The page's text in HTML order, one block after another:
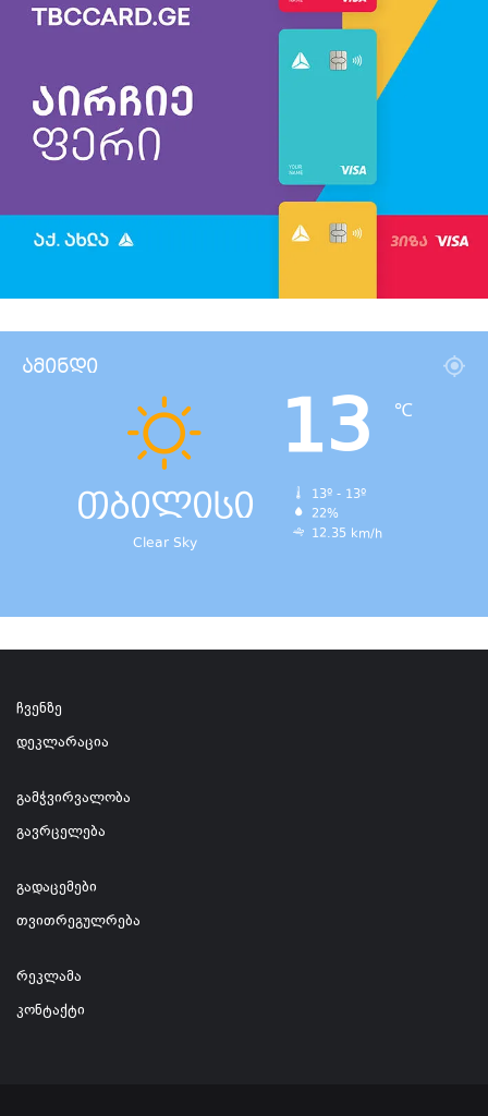
ამინდი
თბილისი
Clear Sky
13 ℃
13º - 13º
22%
12.35 km/h
ჩვენზე
დეკლარაცია
გამჭვირვალობა
გავრცელება
გადაცემები
თვითრეგულრება
რეკლამა
კონტაქტი